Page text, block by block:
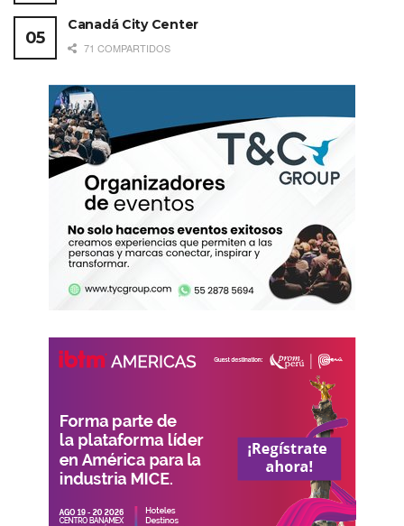
Canadá City Center
71 COMPARTIDOS